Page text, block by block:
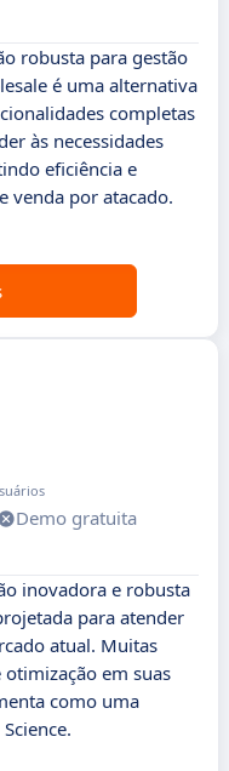
robusta para gestão
é uma alternativa
completas
às necessidades
eficiência e
venda por atacado.
Demo gratuita
inovadora e robusta
para atender
atual. Muitas
em suas
como uma